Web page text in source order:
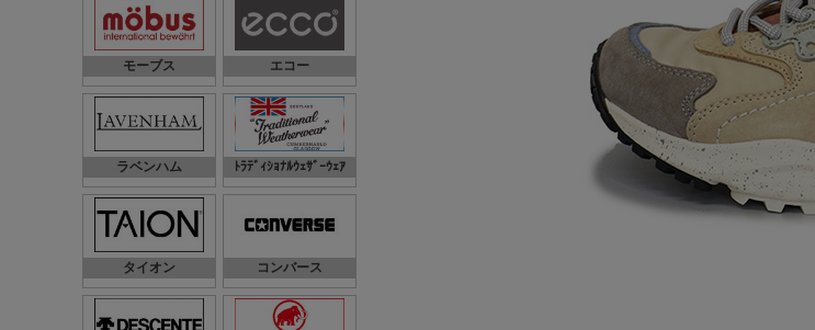
モーブス エコー
ラベンハム ﾄﾗﾃﾞｨｼｮﾅﾙｳｪｻﾞｰｳｪｱ
タイオン コンバース